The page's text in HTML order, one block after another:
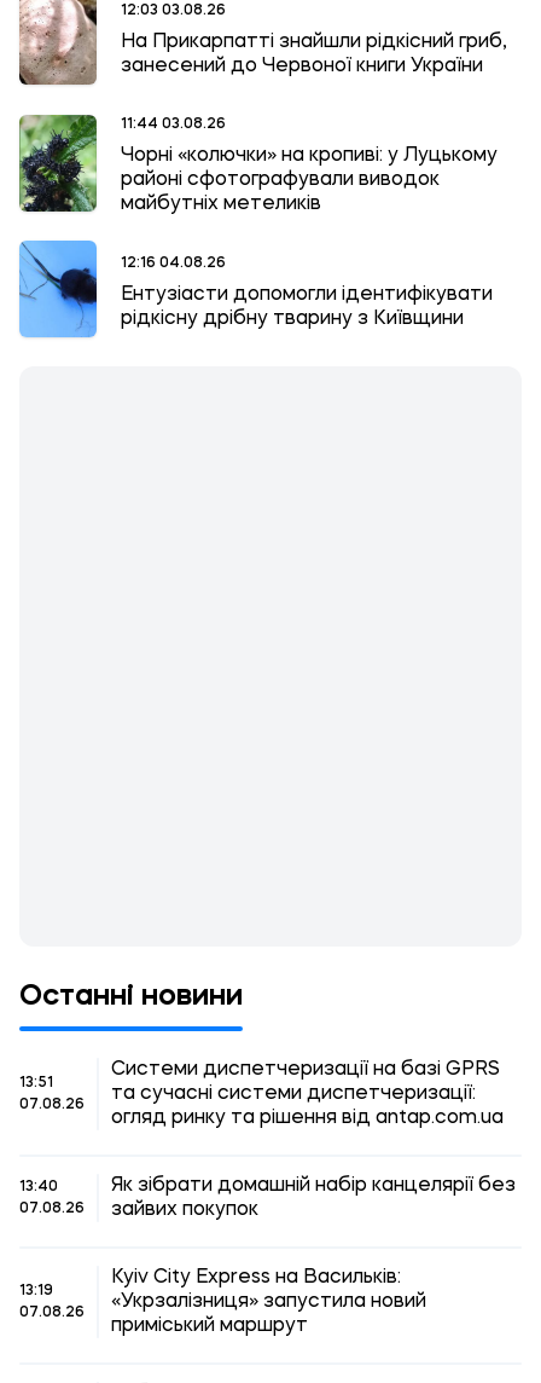
12:03 03.08.26
На Прикарпатті знайшли рідкісний гриб,
занесений до Червоної книги України
11:44 03.08.26
Чорні «колючки» на кропиві: у Луцькому
районі сфотографували виводок
майбутніх метеликів
12:16 04.08.26
Ентузіасти допомогли ідентифікувати
рідкісну дрібну тварину з Київщини
Останні новини
13:51
07.08.26
Системи диспетчеризації на базі GPRS
та сучасні системи диспетчеризації:
огляд ринку та рішення від antap.com.ua
13:40
07.08.26
Як зібрати домашній набір канцелярії без
зайвих покупок
13:19
07.08.26
Kyiv City Express на Васильків:
«Укрзалізниця» запустила новий
приміський маршрут